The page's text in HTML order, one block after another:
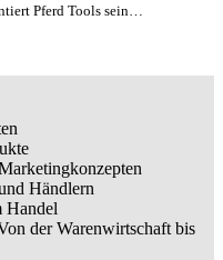
Pferd Tools sein…
Händlern
Handel
der Warenwirtschaft bis